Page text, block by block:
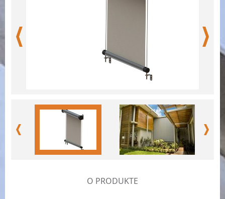
O PRODUKTE